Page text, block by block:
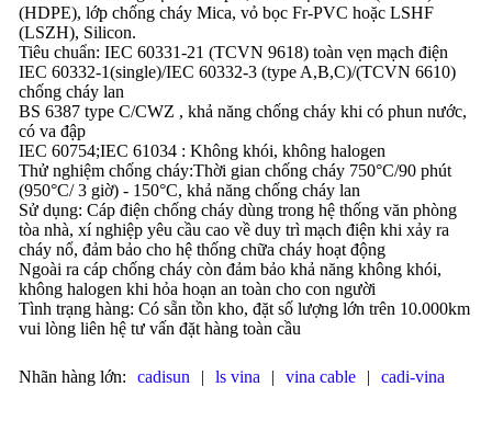
(HDPE), lớp chống cháy Mica, vỏ bọc Fr-PVC hoặc LSHF
(LSZH), Silicon.
Tiêu chuẩn: IEC 60331-21 (TCVN 9618) toàn vẹn mạch điện
IEC 60332-1(single)/IEC 60332-3 (type A,B,C)/(TCVN 6610)
chống cháy lan
BS 6387 type C/CWZ , khả năng chống cháy khi có phun nước,
có va đập
IEC 60754;IEC 61034 : Không khói, không halogen
Thử nghiệm chống cháy:Thời gian chống cháy 750°C/90 phút
(950°C/ 3 giờ) - 150°C, khả năng chống cháy lan
Sử dụng: Cáp điện chống cháy dùng trong hệ thống văn phòng
tòa nhà, xí nghiệp yêu cầu cao về duy trì mạch điện khi xảy ra
cháy nổ, đảm bảo cho hệ thống chữa cháy hoạt động
Ngoài ra cáp chống cháy còn đảm bảo khả năng không khói,
không halogen khi hỏa hoạn an toàn cho con người
Tình trạng hàng: Có sẵn tồn kho, đặt số lượng lớn trên 10.000km
vui lòng liên hệ tư vấn đặt hàng toàn cầu
Nhãn hàng lớn: cadisun | ls vina | vina cable | cadi-vina